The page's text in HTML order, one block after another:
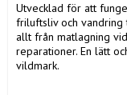
Utvecklad för att
friluftsliv och vandring
allt från matlagning
reparationer. En lätt
vildmark.